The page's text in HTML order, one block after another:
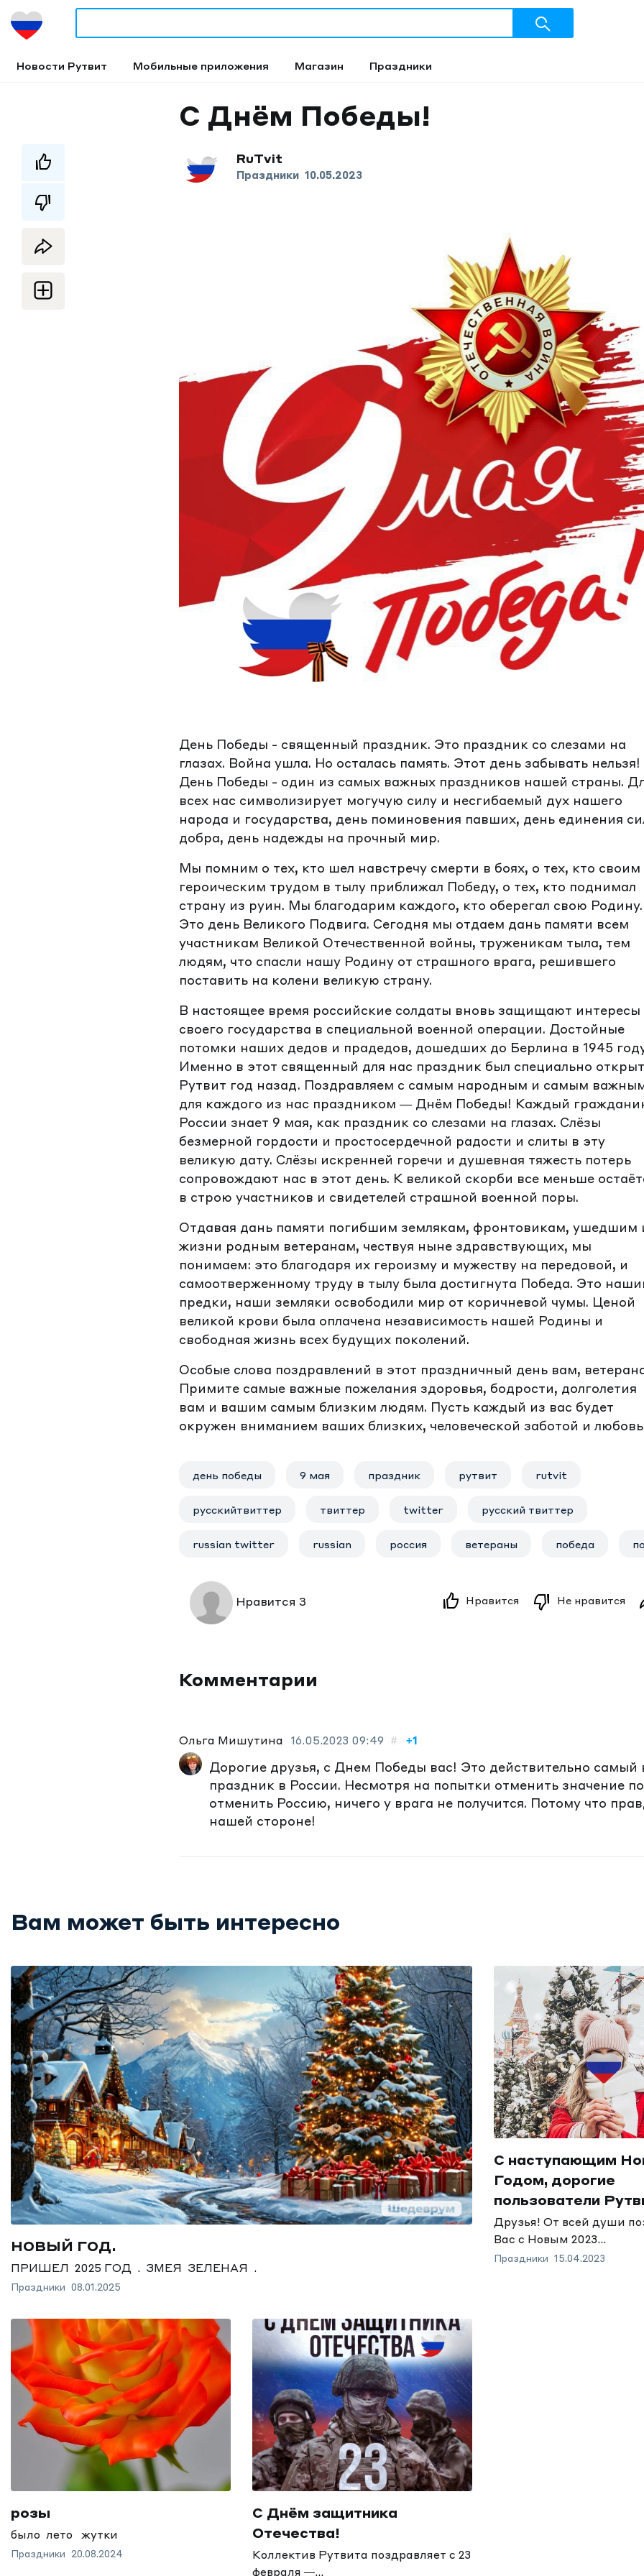
Новости Рутвит Мобильные приложения Магазин Праздники
С Днём Победы!
RuTvit
Праздники 10.05.2023
День Победы - священный праздник. Это праздник со слезами на
глазах. Война ушла. Но осталась память. Этот день забывать нельзя!
День Победы - один из самых важных праздников нашей страны.
всех нас символизирует могучую силу и несгибаемый дух нашего
народа и государства, день поминовения павших, день единения
добра, день надежды на прочный мир.
Мы помним о тех, кто шел навстречу смерти в боях, о тех, кто своим
героическим трудом в тылу приближал Победу, о тех, кто поднимал
страну из руин. Мы благодарим каждого, кто оберегал свою Родину.
Это день Великого Подвига. Сегодня мы отдаем дань памяти всем
участникам Великой Отечественной войны, труженикам тыла, тем
людям, что спасли нашу Родину от страшного врага, решившего
поставить на колени великую страну.
В настоящее время российские солдаты вновь защищают интересы
своего государства в специальной военной операции. Достойные
потомки наших дедов и прадедов, дошедших до Берлина в 1945
Именно в этот священный для нас праздник был специально открыт
Рутвит год назад. Поздравляем с самым народным и самым
для каждого из нас праздником — Днём Победы! Каждый
России знает 9 мая, как праздник со слезами на глазах. Слёзы
безмерной гордости и простосердечной радости и слиты в эту
великую дату. Слёзы искренней горечи и душевная тяжесть потерь
сопровождают нас в этот день. К великой скорби все меньше
в строю участников и свидетелей страшной военной поры.
Отдавая дань памяти погибшим землякам, фронтовикам, ушедшим
жизни родным ветеранам, чествуя ныне здравствующих, мы
понимаем: это благодаря их героизму и мужеству на передовой, и
самоотверженному труду в тылу была достигнута Победа. Это
предки, наши земляки освободили мир от коричневой чумы. Ценой
великой крови была оплачена независимость нашей Родины и
свободная жизнь всех будущих поколений.
Особые слова поздравлений в этот праздничный день вам,
Примите самые важные пожелания здоровья, бодрости, долголетия
вам и вашим самым близким людям. Пусть каждый из вас будет
окружен вниманием ваших близких, человеческой заботой и
день победы 9 мая праздник рутвит rutvit
русскийтвиттер твиттер twitter русский твиттер
russian twitter russian россия ветераны победа
Нравится 3 Нравится Не нравится
Комментарии
Ольга Мишутина 16.05.2023 09:49 # +1
Дорогие друзья, с Днем Победы вас! Это действительно
праздник в России. Несмотря на попытки отменить значение
отменить Россию, ничего у врага не получится. Потому что
нашей стороне!
Вам может быть интересно
НОВЫЙ ГОД.
ПРИШЕЛ 2025 ГОД . ЗМЕЯ ЗЕЛЕНАЯ .
Праздники 08.01.2025
розы
было лето жутки
Праздники 20.08.2024
С Днём защитника
Отечества!
Коллектив Рутвита поздравляет с 23
февраля —...
С наступающим
Годом, дорогие
пользователи
Друзья! От всей души
Вас с Новым 2023...
Праздники 15.04.2023